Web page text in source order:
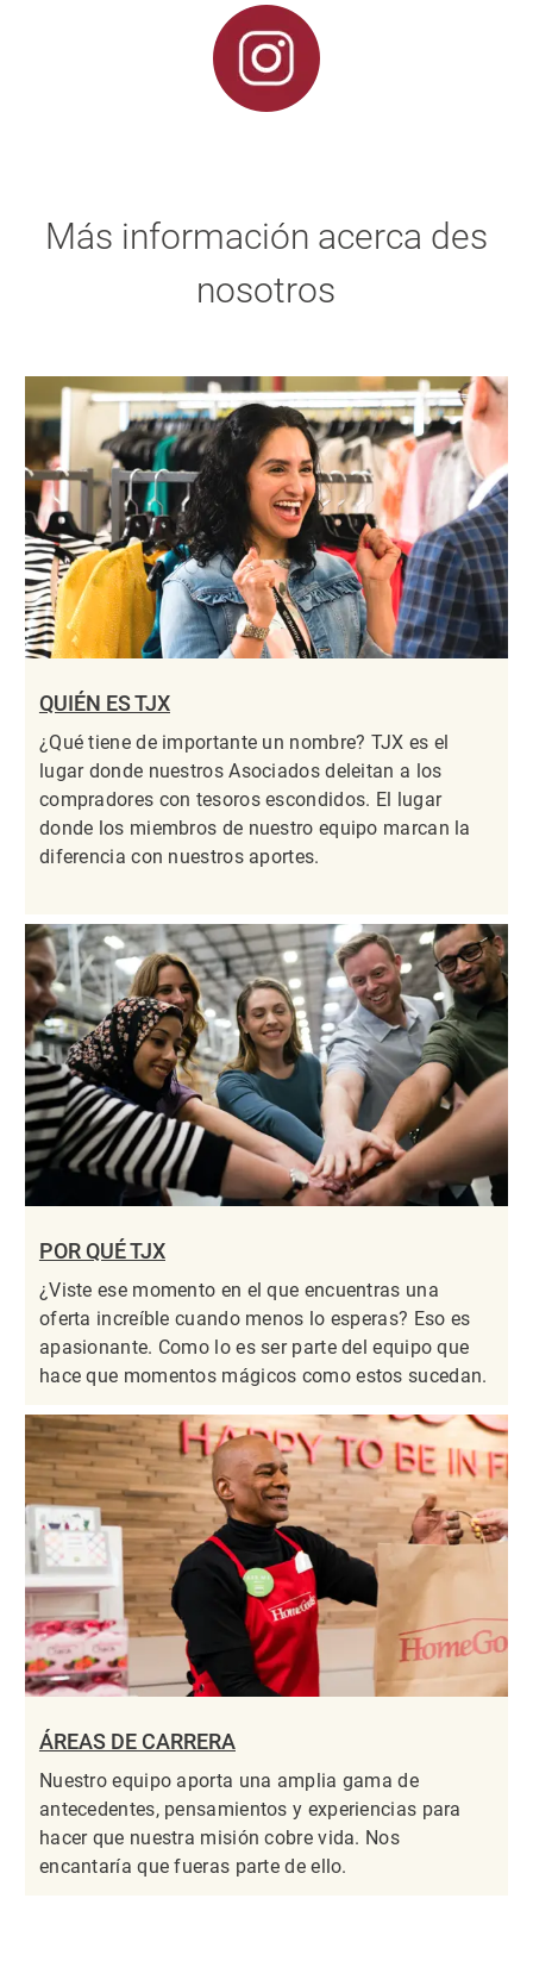
Más información acerca des
nosotros
QUIÉN ES TJX
¿Qué tiene de importante un nombre? TJX es el
lugar donde nuestros Asociados deleitan a los
compradores con tesoros escondidos. El lugar
donde los miembros de nuestro equipo marcan la
diferencia con nuestros aportes.
POR QUÉ TJX
¿Viste ese momento en el que encuentras una
oferta increíble cuando menos lo esperas? Eso es
apasionante. Como lo es ser parte del equipo que
hace que momentos mágicos como estos sucedan.
ÁREAS DE CARRERA
Nuestro equipo aporta una amplia gama de
antecedentes, pensamientos y experiencias para
hacer que nuestra misión cobre vida. Nos
encantaría que fueras parte de ello.